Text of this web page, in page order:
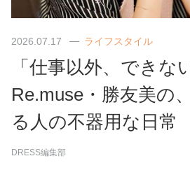
2026.07.17 ライフスタイル
「仕事以外、できな
Re.muse・勝友美の
る人の不器用な日常
DRESS編集部